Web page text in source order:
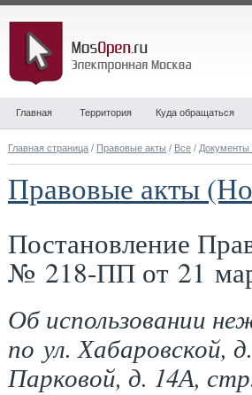
Главная Территория Куда обращаться
Главная страница / Правовые акты / Все / Документы
Правовые акты
Постановление
№ 218-ПП от 21
Об использовании
по ул. Хабаровской,
Парковой, д. 14А,